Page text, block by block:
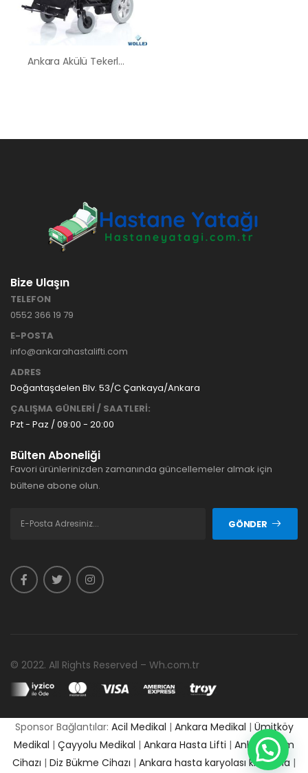
MOTORLU
KARYOLASI
ANKARA
HASTA
KARYOLASI
HK-70 – 3
KİRALAMA
KARYOLASI
Yatak
Hasta
Yatağı
Ankara Akülü Tekerlekli Sandalye Satış Kiralama Fiyatları
Bize Ulaşın
TELEFON
0552 366 19 79
E-POSTA
info@ankarahastalifti.com
ADRES
Doğantaşdelen Blv. 53/C Çankaya/Ankara
ÇALIŞMA GÜNLERİ / SAATLERİ:
Pzt - Paz / 09:00 - 20:00
Bülten Aboneliği
Favori ürünlerinizden zamanında güncellemeler almak için
bültene abone olun.
GÖNDER
© 2022. All Rights Reserved – Wh.com.tr
Sponsor Bağlantılar: Acil Medikal | Ankara Medikal | Ümitköy
Medikal | Çayyolu Medikal | Ankara Hasta Lifti | Ankara Cpm
Cihazı | Diz Bükme Cihazı | Ankara hasta karyolası kiralama |